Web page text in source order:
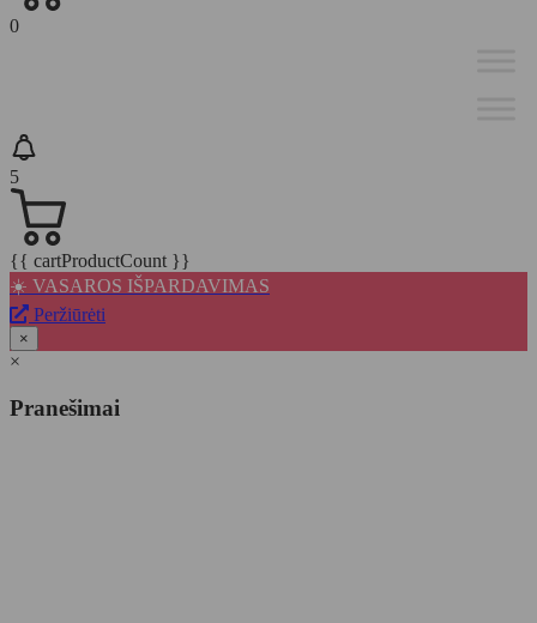
0
5
{{ cartProductCount }}
☀️ VASAROS IŠPARDAVIMAS
Peržiūrėti
×
×
Pranešimai